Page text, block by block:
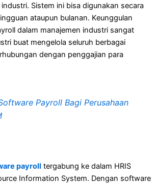
Sistem ini bisa digunakan secara
ataupun bulanan. Keunggulan
dalam manajemen industri sangat
buat mengelola seluruh berbagai
dengan penggajian para
Payroll Bagi Perusahaan
payroll tergabung ke dalam HRIS
Information System. Dengan software